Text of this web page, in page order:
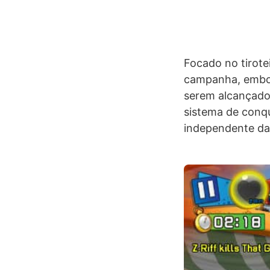
Focado no
campanha,
serem
sistema de
independente